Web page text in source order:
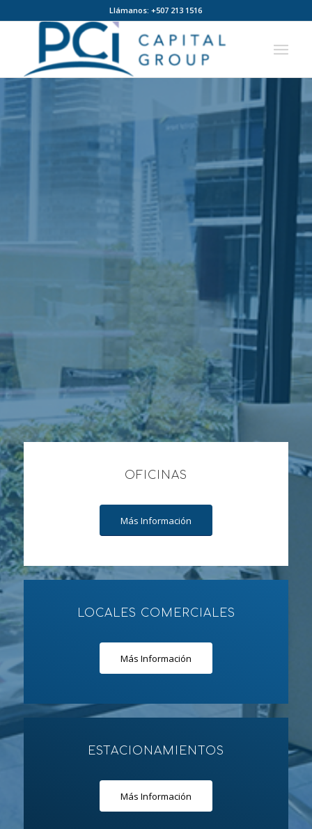
Llámanos: +507 213 1516
OFICINAS
Más Información
LOCALES COMERCIALES
Más Información
ESTACIONAMIENTOS
Más Información